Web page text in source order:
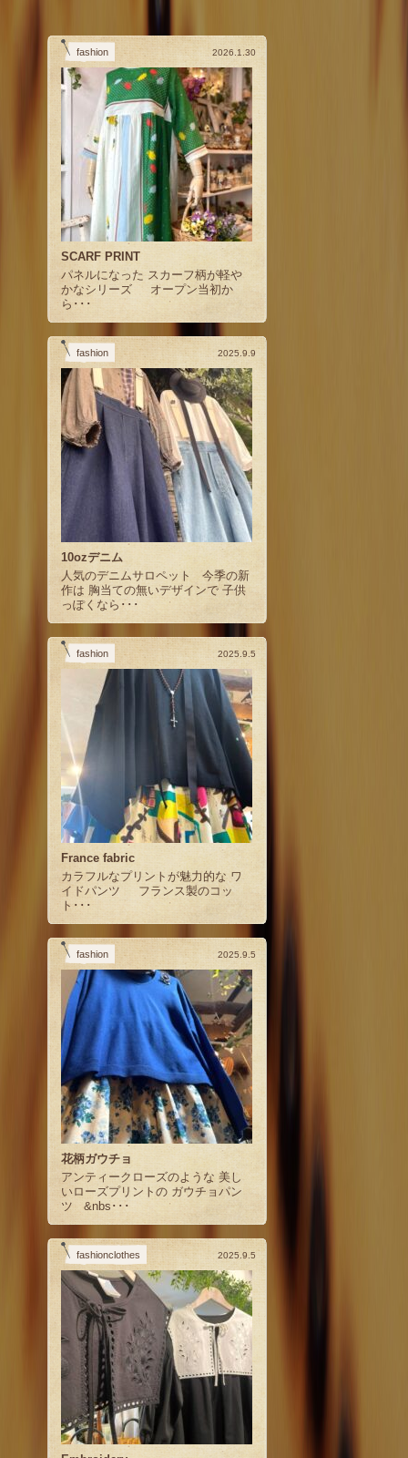
fashion 2026.1.30
SCARF PRINT
パネルになった スカーフ柄が軽や
かなシリーズ オープン当初か
ら･･･
fashion 2025.9.9
10ozデニム
人気のデニムサロペット 今季の新
作は 胸当ての無いデザインで 子供
っぽくなら･･･
fashion 2025.9.5
France fabric
カラフルなプリントが魅力的な ワ
イドパンツ フランス製のコッ
ト･･･
fashion 2025.9.5
花柄ガウチョ
アンティークローズのような 美し
いローズプリントの ガウチョパン
ツ &nbs･･･
fashionclothes 2025.9.5